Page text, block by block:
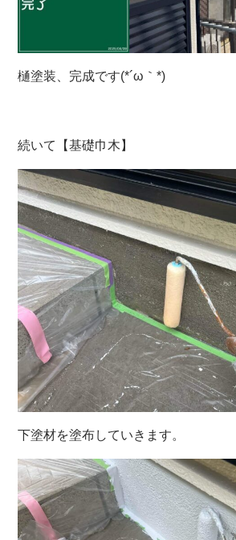
樋塗装、完成です(*´ω｀*)
続いて【基礎巾木】
下塗材を塗布していきます。